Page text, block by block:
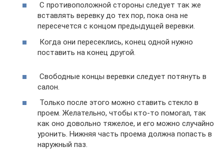
​ С противоположной стороны следует так же
вставлять веревку до тех пор, пока она не
пересечется с концом предыдущей веревки.
​ Когда они пересеклись, конец одной нужно
поставить на конец другой.
​ Свободные концы веревки следует потянуть в
салон.
​ Только после этого можно ставить стекло в
проем. Желательно, чтобы кто-то помогал, так
как оно довольно тяжелое, и его можно случайно
уронить. Нижняя часть проема должна попасть в
наружный паз.